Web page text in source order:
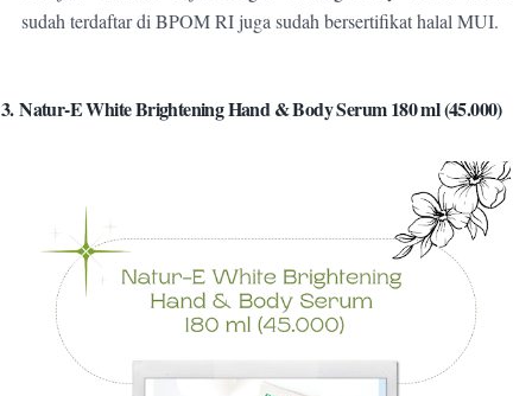
sudah terdaftar di BPOM RI juga sudah bersertifikat halal MUI.
3.Natur-E White Brightening Hand & Body Serum 180 ml (45.000)